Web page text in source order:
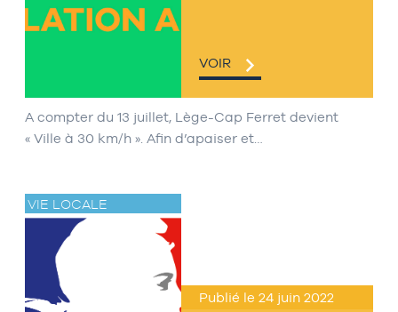
VOIR
A compter du 13 juillet, Lège-Cap Ferret devient
« Ville à 30 km/h ». Afin d’apaiser et…
VIE LOCALE
Publié le 24 juin 2022